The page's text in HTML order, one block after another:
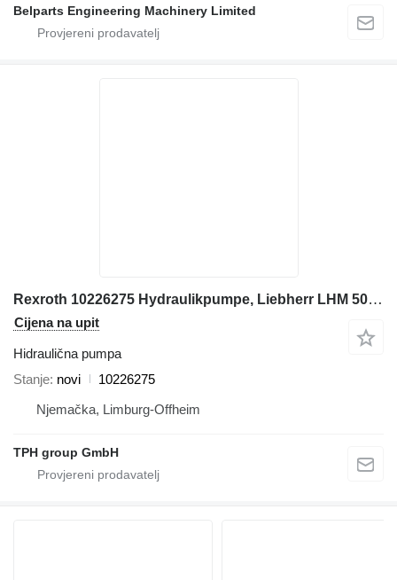
Belparts Engineering Machinery Limited
Rexroth 10226275 Hydraulikpumpe, Liebherr LHM 500 hidraulična pumpa za Liebherr LHM 500 lučke dizalice
Cijena na upit
Hidraulična pumpa
Stanje novi
10226275
Njemačka, Limburg-Offheim
TPH group GmbH